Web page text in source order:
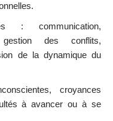
: communication,
des conflits,
de la dynamique du
croyances
à avancer ou à se